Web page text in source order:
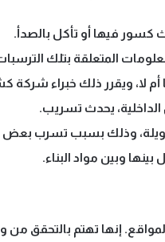
كسور فيها أو تأكل بالصدأ.
المتعلقة بتلك الترسبات
أم لا، ويقرر ذلك خبراء
يحدث تسريب.
وذلك بسبب تسرب بعض
وبين مواد البناء.
إنها تهتم بالتحقق من